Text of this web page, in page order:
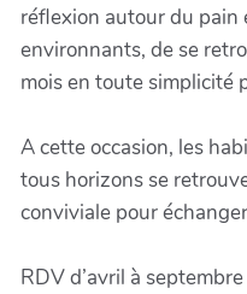
réflexion autour du
environnants, de se
mois en toute simplicité
A cette occasion, les
tous horizons se
conviviale pour
RDV d’avril à